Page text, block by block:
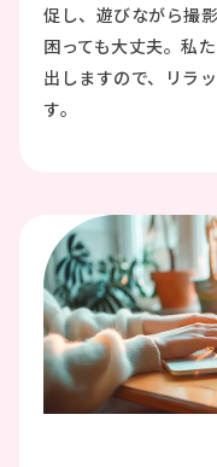
促し、遊びながら撮
困っても大丈夫。私
出しますので、リラ
す。